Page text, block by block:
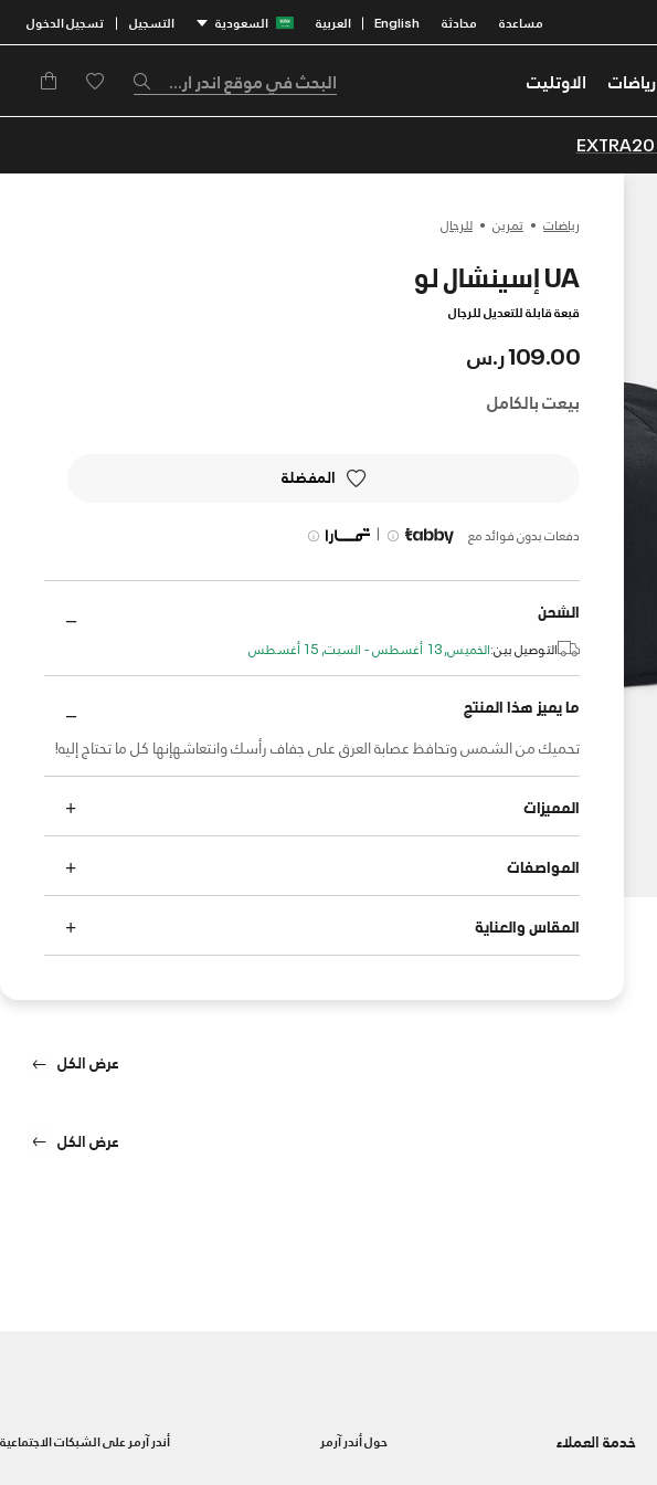
مساعدة محادثة English
| العربية السعودية التسجيل | تسجيل الدخول
رياضات الاوتليت
رياضات تمرين للرجال
UA إسينشال لو
قبعة قابلة للتعديل للرجال
109.00 ر.س
بيعت بالكامل
المفضلة
دفعات بدون فوائد مع |
الشحن
التوصيل بين:الخميس, 13 أغسطس - السبت, 15 أغسطس
ما يميز هذا المنتج
تحميك من الشمس وتحافظ عصابة العرق على جفاف رأسك وانتعاشهإنها كل ما تحتاج إليه!
المميزات
المواصفات
المقاس والعناية
عرض الكل
عرض الكل
خدمة العملاء حول أندر آرمر أندر آرمر على الشبكات الاجتماعية